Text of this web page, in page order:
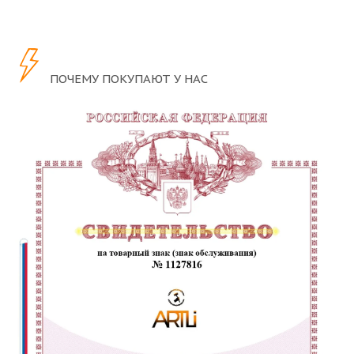
ПОЧЕМУ ПОКУПАЮТ У НАС